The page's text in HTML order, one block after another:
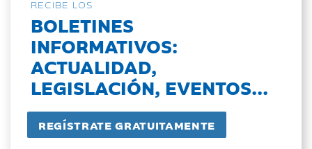
RECIBE LOS
BOLETINES
INFORMATIVOS:
ACTUALIDAD,
LEGISLACIÓN, EVENTOS...